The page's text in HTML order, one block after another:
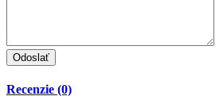
Recenzie (0)